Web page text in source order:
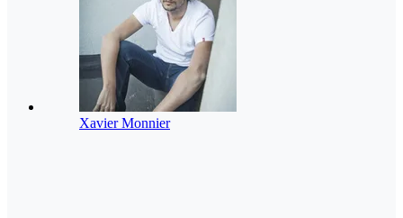
Xavier Monnier